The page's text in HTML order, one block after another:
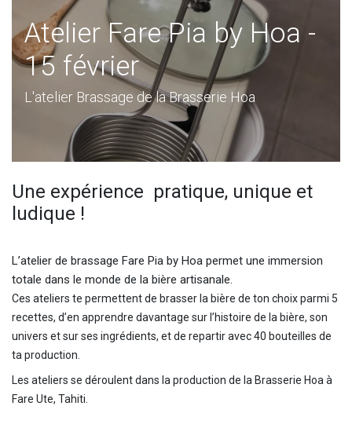
Atelier Fare Pia by Hoa -
15 février
L'atelier Brassage de la Brasserie Hoa
Une expérience pratique, unique et
ludique !
L’atelier de brassage Fare Pia by Hoa permet une immersion
totale dans le monde de la bière artisanale.
Ces ateliers te permettent de brasser la bière de ton choix parmi 5
recettes, d’en apprendre davantage sur l’histoire de la bière, son
univers et sur ses ingrédients, et de repartir avec 40 bouteilles de
ta production.
Les ateliers se déroulent dans la production de la Brasserie Hoa à
Fare Ute, Tahiti.